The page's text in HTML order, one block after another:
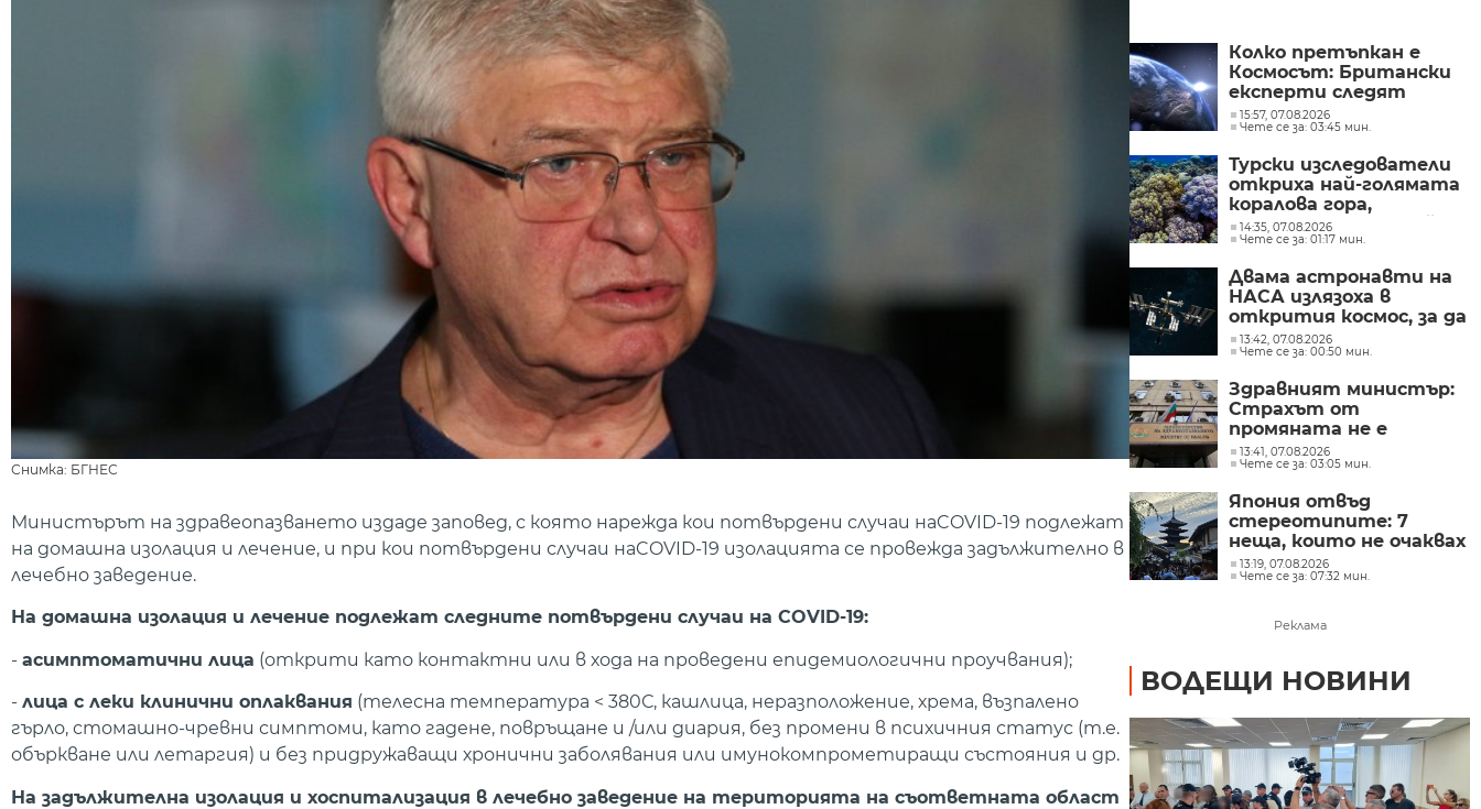
Снимка: БГНЕС
Министърът на здравеопазването издаде заповед, с която нарежда кои потвърдени случаи наCOVID-19 подлежат
на домашна изолация и лечение, и при кои потвърдени случаи наCOVID-19 изолацията се провежда задължително в
лечебно заведение.
На домашна изолация и лечение подлежат следните потвърдени случаи на COVID-19:
- асимптоматични лица (открити като контактни или в хода на проведени епидемиологични проучвания);
- лица с леки клинични оплаквания (телесна температура < 380С, кашлица, неразположение, хрема, възпалено
гърло, стомашно-чревни симптоми, като гадене, повръщане и /или диария, без промени в психичния статус (т.е.
объркване или летаргия) и без придружаващи хронични заболявания или имунокомпрометиращи състояния и др.
На задължителна изолация и хоспитализация в лечебно заведение на територията на съответната област
Колко претъпкан е
Космосът: Британски
експерти следят
хиляди опасни
отпадъци в орбита
15:57, 07.08.2026
Чете се за: 03:45 мин.
Турски изследователи
откриха най-голямата
коралова гора,
установявана в Егейско
море
14:35, 07.08.2026
Чете се за: 01:17 мин.
Двама астронавти на
НАСА излязоха в
открития космос, за да
подготвят монтажа
на слънчеви батерии
13:42, 07.08.2026
Чете се за: 00:50 мин.
Здравният министър:
Страхът от
промяната не е
излекувал нито един
пациент
13:41, 07.08.2026
Чете се за: 03:05 мин.
Япония отвъд
стереотипите: 7
неща, които не очаквах
(СНИМКИ)
13:19, 07.08.2026
Чете се за: 07:32 мин.
Реклама
ВОДЕЩИ НОВИНИ